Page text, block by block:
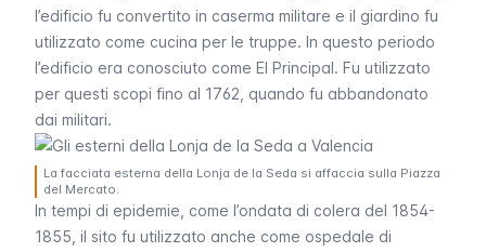
l’edificio fu convertito in caserma militare e il giardino fu
utilizzato come cucina per le truppe. In questo periodo
l’edificio era conosciuto come El Principal. Fu utilizzato
per questi scopi fino al 1762, quando fu abbandonato
dai militari.
La facciata esterna della Lonja de la Seda si affaccia sulla Piazza
del Mercato.
In tempi di epidemie, come l’ondata di colera del 1854-
1855, il sito fu utilizzato anche come ospedale di